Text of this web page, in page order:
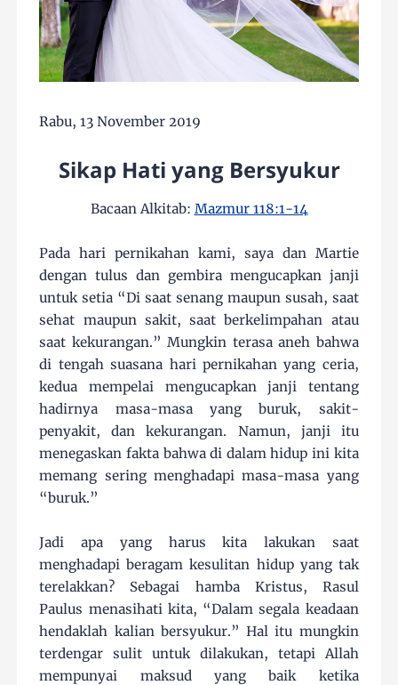
Rabu, 13 November 2019
Sikap Hati yang Bersyukur
Bacaan Alkitab: Mazmur 118:1-14
Pada hari pernikahan kami, saya dan Martie
dengan tulus dan gembira mengucapkan janji
untuk setia “Di saat senang maupun susah, saat
sehat maupun sakit, saat berkelimpahan atau
saat kekurangan.” Mungkin terasa aneh bahwa
di tengah suasana hari pernikahan yang ceria,
kedua mempelai mengucapkan janji tentang
hadirnya masa-masa yang buruk, sakit-
penyakit, dan kekurangan. Namun, janji itu
menegaskan fakta bahwa di dalam hidup ini kita
memang sering menghadapi masa-masa yang
“buruk.”
Jadi apa yang harus kita lakukan saat
menghadapi beragam kesulitan hidup yang tak
terelakkan? Sebagai hamba Kristus, Rasul
Paulus menasihati kita, “Dalam segala keadaan
hendaklah kalian bersyukur.” Hal itu mungkin
terdengar sulit untuk dilakukan, tetapi Allah
mempunyai maksud yang baik ketika